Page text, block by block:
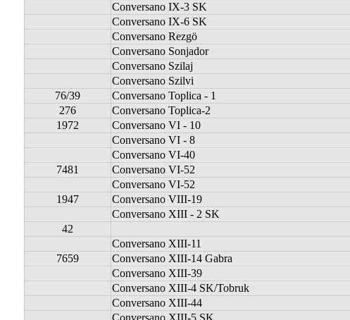
Conversano IX-3 SK
Conversano IX-6 SK
Conversano Rezgö
Conversano Sonjador
Conversano Szilaj
Conversano Szilvi
76/39
Conversano Toplica - 1
276
Conversano Toplica-2
1972
Conversano VI - 10
Conversano VI - 8
Conversano VI-40
7481
Conversano VI-52
Conversano VI-52
1947
Conversano VIII-19
Conversano XIII - 2 SK
42
Conversano XIII-11
7659
Conversano XIII-14 Gabra
Conversano XIII-39
Conversano XIII-4 SK/Tobruk
Conversano XIII-44
Conversano XIII-5 SK